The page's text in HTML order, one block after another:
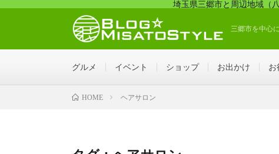
埼玉県三郷市と周辺地域（
三郷市を中心
グルメ イベント ショップ お出かけ お
HOME ヘアサロン